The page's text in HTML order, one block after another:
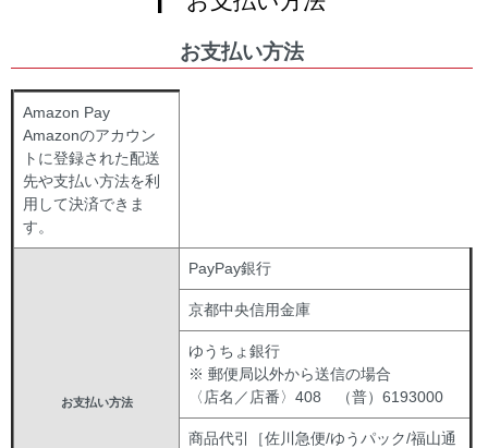
お支払い方法
Amazon Pay
Amazonのアカウン
トに登録された配送
先や支払い方法を利
用して決済できま
す。
お支払い方法
PayPay銀行
京都中央信用金庫
ゆうちょ銀行
※ 郵便局以外から送信の場合
〈店名／店番〉408 （普）6193000
商品代引［佐川急便/ゆうパック/福山通